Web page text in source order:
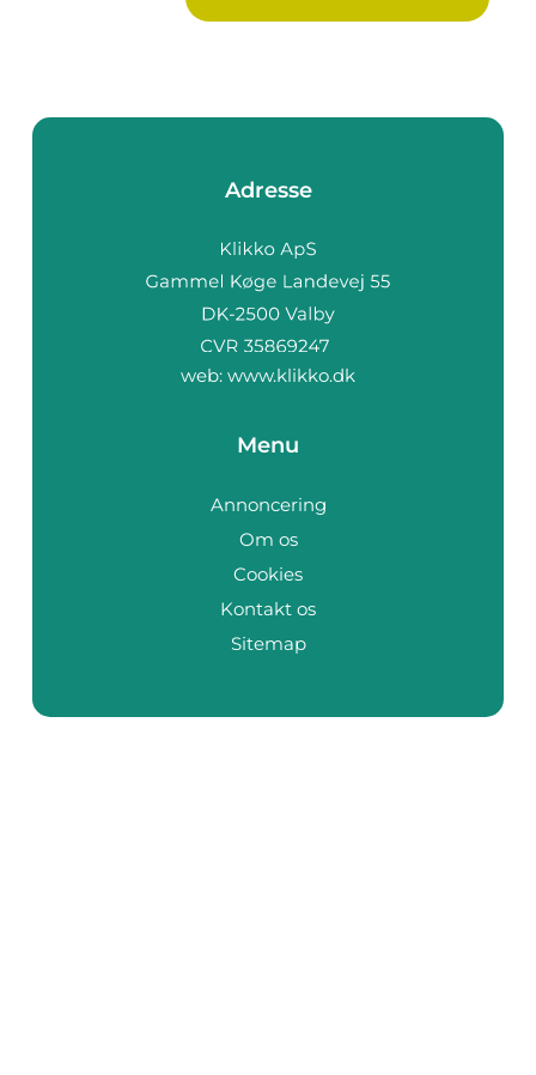
Adresse
web: www.klikko.dk
Menu
Annoncering
Om os
Cookies
Kontakt os
Sitemap